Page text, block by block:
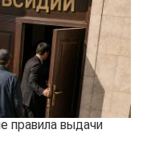
правила выдачи